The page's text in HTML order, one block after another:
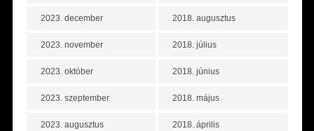
2023. december
2023. november
2023. október
2023. szeptember
2023. augusztus
2018. augusztus
2018. július
2018. június
2018. május
2018. április